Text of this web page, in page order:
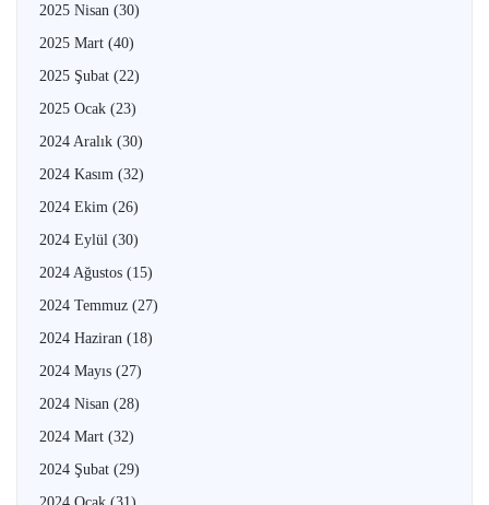
2025 Nisan (30)
2025 Mart (40)
2025 Şubat (22)
2025 Ocak (23)
2024 Aralık (30)
2024 Kasım (32)
2024 Ekim (26)
2024 Eylül (30)
2024 Ağustos (15)
2024 Temmuz (27)
2024 Haziran (18)
2024 Mayıs (27)
2024 Nisan (28)
2024 Mart (32)
2024 Şubat (29)